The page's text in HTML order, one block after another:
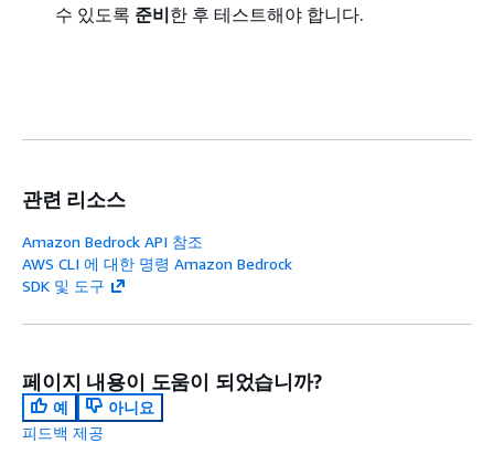
수 있도록 준비한 후 테스트해야 합니다.
관련 리소스
Amazon Bedrock API 참조
AWS CLI 에 대한 명령 Amazon Bedrock
SDK 및 도구
페이지 내용이 도움이 되었습니까?
예
아니요
피드백 제공